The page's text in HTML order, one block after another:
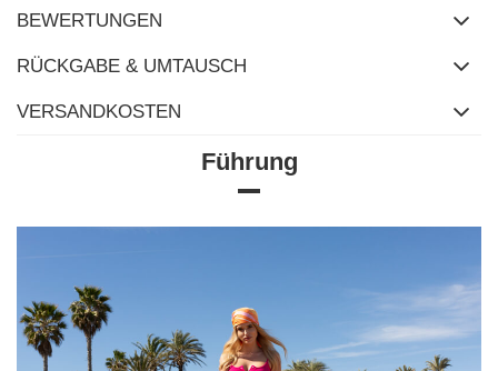
BEWERTUNGEN
RÜCKGABE & UMTAUSCH
VERSANDKOSTEN
Führung